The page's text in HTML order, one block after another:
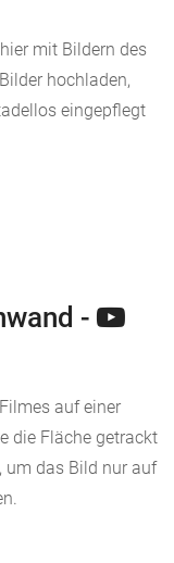
mit Bildern des
hochladen,
eingepflegt
-
auf einer
die Fläche getrackt
um das Bild nur auf